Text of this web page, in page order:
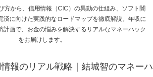
方から、信用情報（CIC）の異動の仕組み、ソフト闇
済に向けた実践的なロードマップを徹底解説。年収に
計画で、お金の悩みを解決するリアルなマネーハック
をお届けします。
報のリアル戦略｜結城智のマネーハ